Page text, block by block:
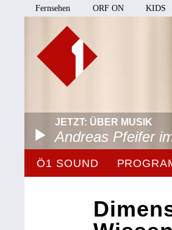
Fernsehen ORF ON KIDS
JETZT: ÜBER MUSIK
Andreas Pfeifer
Ö1 SOUND